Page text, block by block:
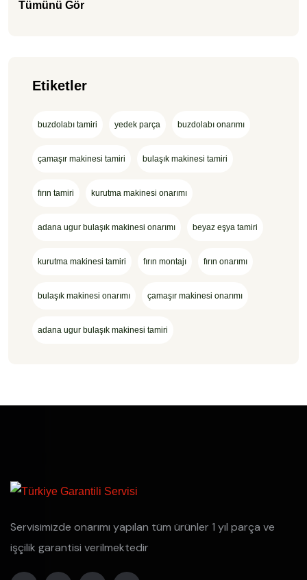
Tümünü Gör
Etiketler
buzdolabı tamiri yedek parça buzdolabı onarımı
çamaşır makinesi tamiri bulaşık makinesi tamiri
fırın tamiri kurutma makinesi onarımı
adana ugur bulaşık makinesi onarımı beyaz eşya tamiri
kurutma makinesi tamiri fırın montajı fırın onarımı
bulaşık makinesi onarımı çamaşır makinesi onarımı
adana ugur bulaşık makinesi tamiri
Servisimizde onarımı yapılan tüm ürünler 1 yıl parça ve
işçilik garantisi verilmektedir